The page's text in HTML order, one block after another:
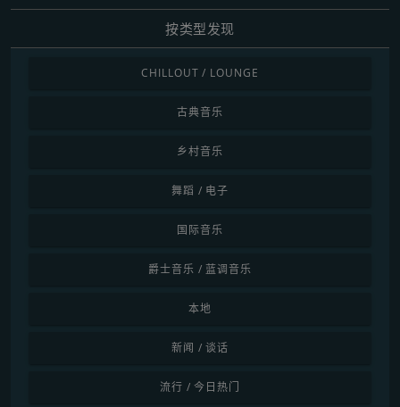
按类型发现
CHILLOUT / LOUNGE
古典音乐
乡村音乐
舞蹈 / 电子
国际音乐
爵士音乐 / 蓝调音乐
本地
新闻 / 谈话
流行 / 今日热门